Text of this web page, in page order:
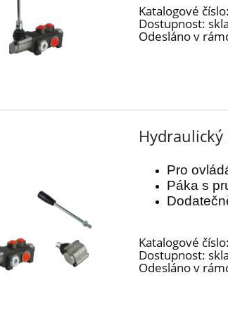
Katalogové číslo:
Dostupnost:
Odesláno v
Pro
Páka s
Katalogové číslo:
Dostupnost:
Odesláno v